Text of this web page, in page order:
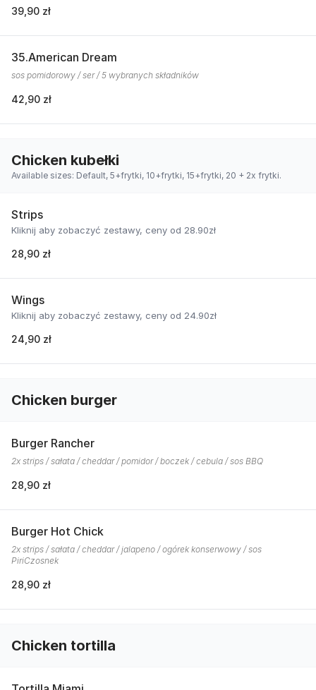
39,90 zł
35.American Dream
sos pomidorowy / ser / 5 wybranych składników
42,90 zł
Chicken kubełki
Available sizes: Default, 5+frytki, 10+frytki, 15+frytki, 20 + 2x frytki.
Strips
Kliknij aby zobaczyć zestawy, ceny od 28.90zł
28,90 zł
Wings
Kliknij aby zobaczyć zestawy, ceny od 24.90zł
24,90 zł
Chicken burger
Burger Rancher
2x strips / sałata / cheddar / pomidor / boczek / cebula / sos BBQ
28,90 zł
Burger Hot Chick
2x strips / sałata / cheddar / jalapeno / ogórek konserwowy / sos
PiriCzosnek
28,90 zł
Chicken tortilla